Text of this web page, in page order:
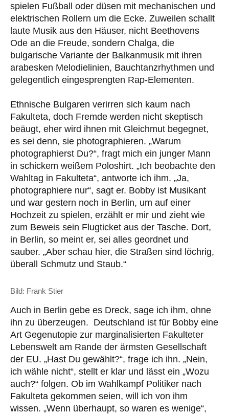
spielen Fußball oder düsen mit mechanischen und
elektrischen Rollern um die Ecke. Zuweilen schallt
laute Musik aus den Häuser, nicht Beethovens
Ode an die Freude, sondern Chalga, die
bulgarische Variante der Balkanmusik mit ihren
arabesken Melodielinien, Bauchtanzrhythmen und
gelegentlich eingesprengten Rap-Elementen.
Ethnische Bulgaren verirren sich kaum nach
Fakulteta, doch Fremde werden nicht skeptisch
beäugt, eher wird ihnen mit Gleichmut begegnet,
es sei denn, sie photographieren. „Warum
photographierst Du?“, fragt mich ein junger Mann
in schickem weißem Poloshirt. „Ich beobachte den
Wahltag in Fakulteta“, antworte ich ihm. „Ja,
photographiere nur“, sagt er. Bobby ist Musikant
und war gestern noch in Berlin, um auf einer
Hochzeit zu spielen, erzählt er mir und zieht wie
zum Beweis sein Flugticket aus der Tasche. Dort,
in Berlin, so meint er, sei alles geordnet und
sauber. „Aber schau hier, die Straßen sind löchrig,
überall Schmutz und Staub.“
Bild: Frank Stier
Auch in Berlin gebe es Dreck, sage ich ihm, ohne
ihn zu überzeugen. Deutschland ist für Bobby eine
Art Gegenutopie zur marginalisierten Fakulteter
Lebenswelt am Rande der ärmsten Gesellschaft
der EU. „Hast Du gewählt?“, frage ich ihn. „Nein,
ich wähle nicht“, stellt er klar und lässt ein „Wozu
auch?“ folgen. Ob im Wahlkampf Politiker nach
Fakulteta gekommen seien, will ich von ihm
wissen. „Wenn überhaupt, so waren es wenige“,